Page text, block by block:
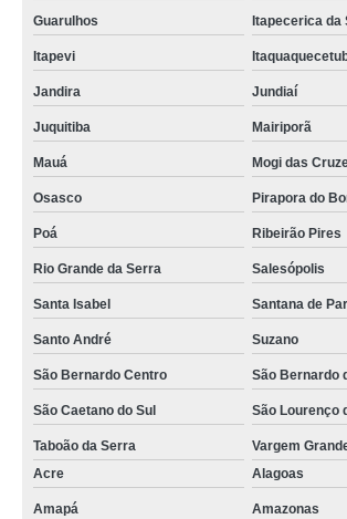
Guarulhos Itapecerica da
Itapevi
Jandira Jundiaí
Juquitiba Mairiporã
Mauá Mogi das
Osasco Pirapora do
Poá Ribeirão Pires
Rio Grande da Serra Salesópolis
Santa Isabel Santana de
Santo André Suzano
São Bernardo Centro São Bernardo
São Caetano do Sul São Lourenço
Taboão da Serra
Vargem
Acre
Alagoas
Amapá Amazonas